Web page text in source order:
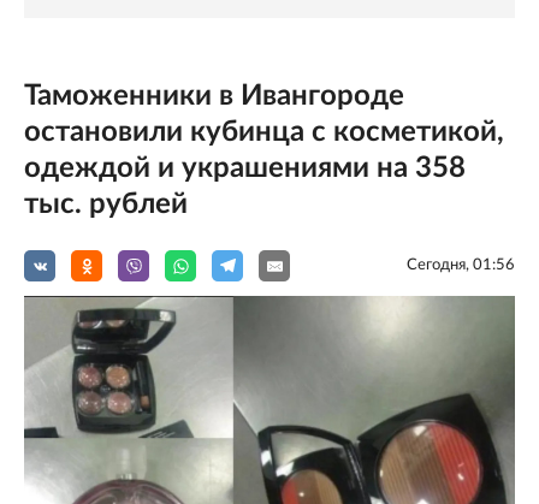
Таможенники в Ивангороде
остановили кубинца с косметикой,
одеждой и украшениями на 358
тыс. рублей
Сегодня, 01:56